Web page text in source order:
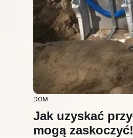
DOM
Jak uzyskać
mogą zaskoczyć!